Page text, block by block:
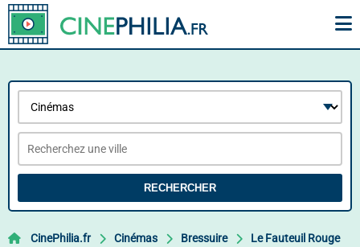
RECHERCHER
CinePhilia.fr Cinémas Bressuire Le Fauteuil Rouge